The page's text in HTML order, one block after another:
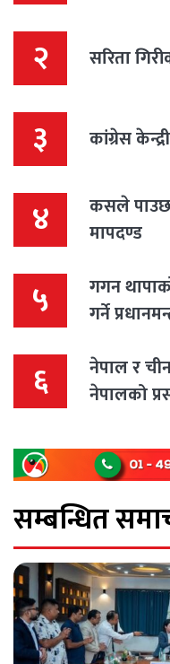
२ सरिता
३ कांग्रेस
४
कसले
मापदण्ड
५
गगन
गर्ने
६
नेपाल र
नेपालको
सम्बन्धित